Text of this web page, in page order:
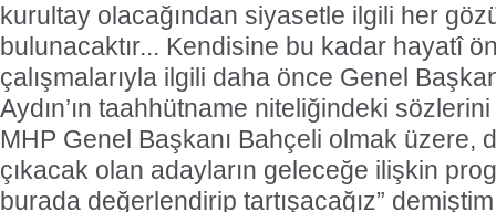
kurultay olacağından siyasetle ilgili her
bulunacaktır... Kendisine bu kadar hayatî
çalışmalarıyla ilgili daha önce Genel
Aydın’ın taahhütname niteliğindeki
MHP Genel Başkanı Bahçeli olmak üzere,
çıkacak olan adayların geleceğe ilişkin
burada değerlendirip tartışacağız”